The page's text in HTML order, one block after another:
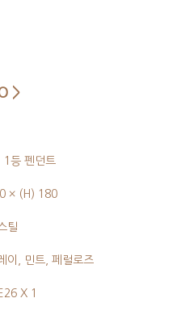
>
1등 펜던트
× (H) 180
틸
이, 민트, 페럴로즈
X 1